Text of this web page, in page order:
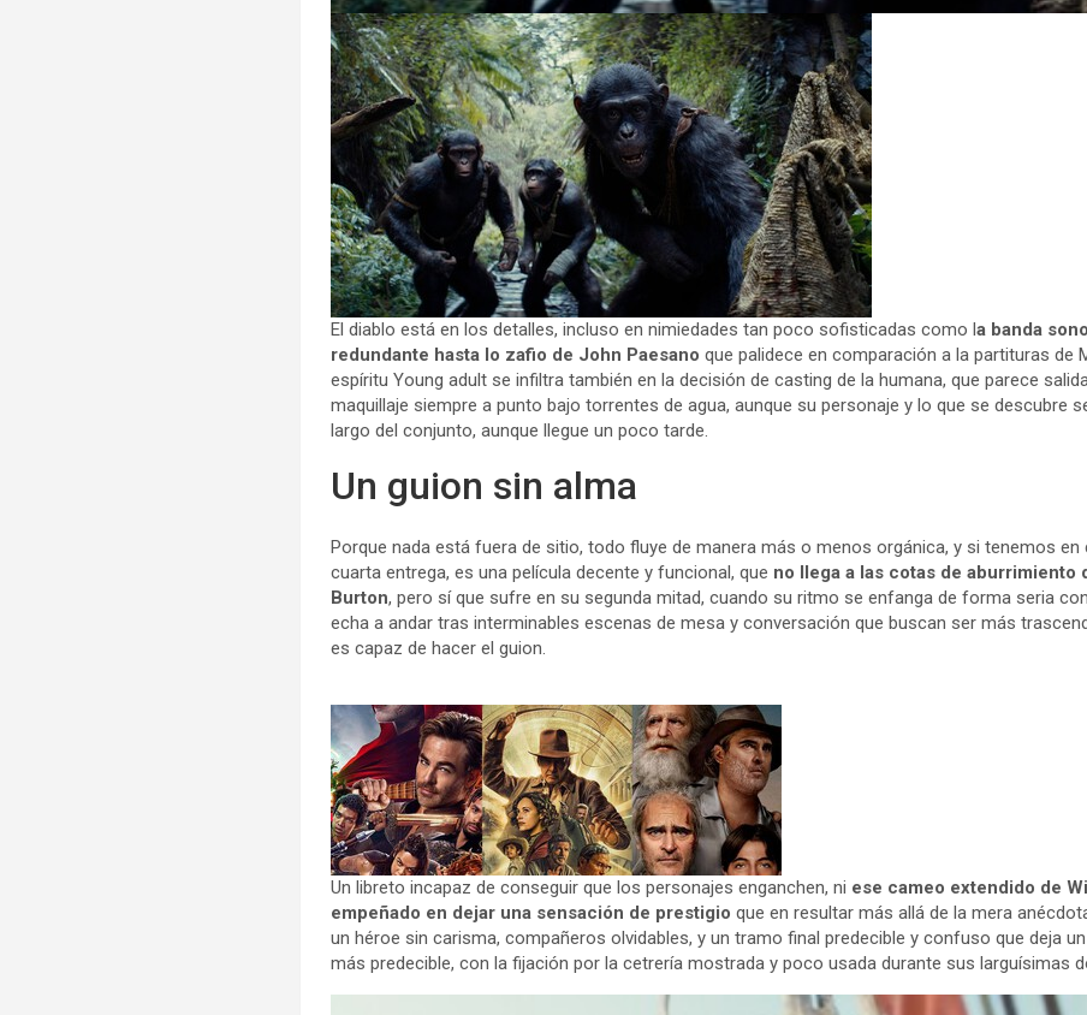
El diablo está en los detalles, incluso en nimiedades tan poco sofisticadas como la banda
redundante hasta lo zafio de John Paesano que palidece en comparación a la partituras de
espíritu Young adult se infiltra también en la decisión de casting de la humana, que parece
maquillaje siempre a punto bajo torrentes de agua, aunque su personaje y lo que se descubre
largo del conjunto, aunque llegue un poco tarde.
Un guion sin alma
Porque nada está fuera de sitio, todo fluye de manera más o menos orgánica, y si tenemos en
cuarta entrega, es una película decente y funcional, que no llega a las cotas de aburrimiento
Burton, pero sí que sufre en su segunda mitad, cuando su ritmo se enfanga de forma seria
echa a andar tras interminables escenas de mesa y conversación que buscan ser más
es capaz de hacer el guion.
Un libreto incapaz de conseguir que los personajes enganchen, ni ese cameo extendido de
empeñado en dejar una sensación de prestigio que en resultar más allá de la mera
un héroe sin carisma, compañeros olvidables, y un tramo final predecible y confuso que deja
más predecible, con la fijación por la cetrería mostrada y poco usada durante sus larguísimas